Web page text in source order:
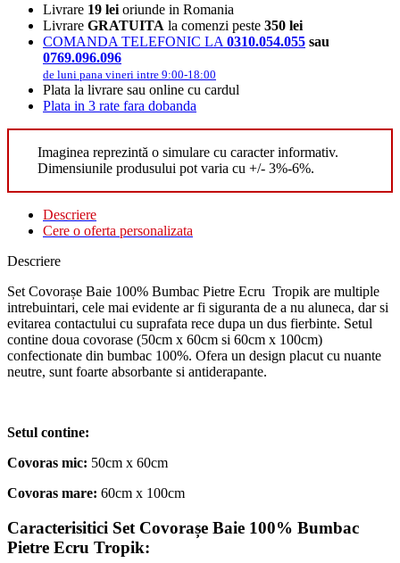
Livrare 19 lei oriunde in Romania
Livrare GRATUITA la comenzi peste 350 lei
COMANDA TELEFONIC LA 0310.054.055 sau
0769.096.096
de luni pana vineri intre 9:00-18:00
Plata la livrare sau online cu cardul
Plata in 3 rate fara dobanda
Imaginea reprezintă o simulare cu caracter informativ.
Dimensiunile produsului pot varia cu +/- 3%-6%.
Descriere
Cere o oferta personalizata
Descriere
Set Covorașe Baie 100% Bumbac Pietre Ecru Tropik are multiple
intrebuintari, cele mai evidente ar fi siguranta de a nu aluneca, dar si
evitarea contactului cu suprafata rece dupa un dus fierbinte. Setul
contine doua covorase (50cm x 60cm si 60cm x 100cm)
confectionate din bumbac 100%. Ofera un design placut cu nuante
neutre, sunt foarte absorbante si antiderapante.
Setul contine:
Covoras mic: 50cm x 60cm
Covoras mare: 60cm x 100cm
Caracterisitici Set Covorașe Baie 100% Bumbac
Pietre Ecru Tropik: